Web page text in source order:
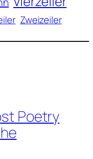
Zweizeiler
Poetry